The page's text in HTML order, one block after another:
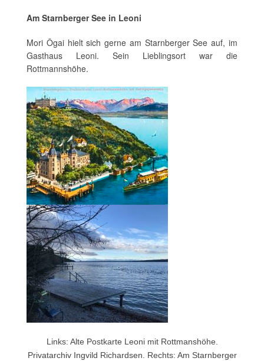
Am Starnberger See in Leoni
Mori Ôgai hielt sich gerne am Starnberger See auf, im
Gasthaus Leoni. Sein Lieblingsort war die
Rottmannshöhe.
Links: Alte Postkarte Leoni mit Rottmanshöhe.
Privatarchiv Ingvild Richardsen. Rechts: Am Starnberger